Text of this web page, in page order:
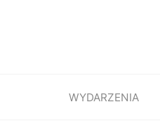
WYDARZENIA